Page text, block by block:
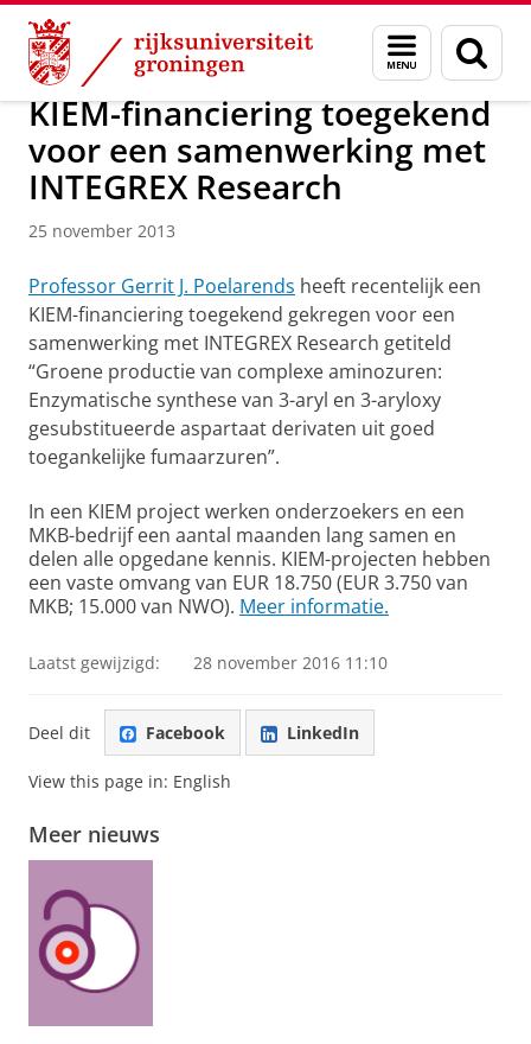
Skip
Content
Skip
Navigation
Menu
en
zoeken
Over ons Actueel Nieuws Nieuwsberichten
KIEM-financiering toegekend
voor een samenwerking met
INTEGREX Research
25 november 2013
Professor Gerrit J. Poelarends heeft recentelijk een
KIEM-financiering toegekend gekregen voor een
samenwerking met INTEGREX Research getiteld
“Groene productie van complexe aminozuren:
Enzymatische synthese van 3-aryl en 3-aryloxy
gesubstitueerde aspartaat derivaten uit goed
toegankelijke fumaarzuren”.
In een KIEM project werken onderzoekers en een
MKB-bedrijf een aantal maanden lang samen en
delen alle opgedane kennis. KIEM-projecten hebben
een vaste omvang van EUR 18.750 (EUR 3.750 van
MKB; 15.000 van NWO). Meer informatie.
Laatst gewijzigd: 28 november 2016 11:10
Deel dit Facebook LinkedIn
View this page in: English
Meer nieuws